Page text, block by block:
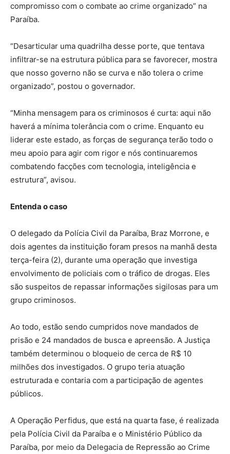
compromisso com o combate ao crime organizado” na
Paraíba.
“Desarticular uma quadrilha desse porte, que tentava
infiltrar-se na estrutura pública para se favorecer, mostra
que nosso governo não se curva e não tolera o crime
organizado”, postou o governador.
“Minha mensagem para os criminosos é curta: aqui não
haverá a mínima tolerância com o crime. Enquanto eu
liderar este estado, as forças de segurança terão todo o
meu apoio para agir com rigor e nós continuaremos
combatendo facções com tecnologia, inteligência e
estrutura”, avisou.
Entenda o caso
O delegado da Polícia Civil da Paraíba, Braz Morrone, e
dois agentes da instituição foram presos na manhã desta
terça-feira (2), durante uma operação que investiga
envolvimento de policiais com o tráfico de drogas. Eles
são suspeitos de repassar informações sigilosas para um
grupo criminosos.
Ao todo, estão sendo cumpridos nove mandados de
prisão e 24 mandados de busca e apreensão. A Justiça
também determinou o bloqueio de cerca de R$ 10
milhões dos investigados. O grupo teria atuação
estruturada e contaria com a participação de agentes
públicos.
A Operação Perfidus, que está na quarta fase, é realizada
pela Polícia Civil da Paraíba e o Ministério Público da
Paraíba, por meio da Delegacia de Repressão ao Crime